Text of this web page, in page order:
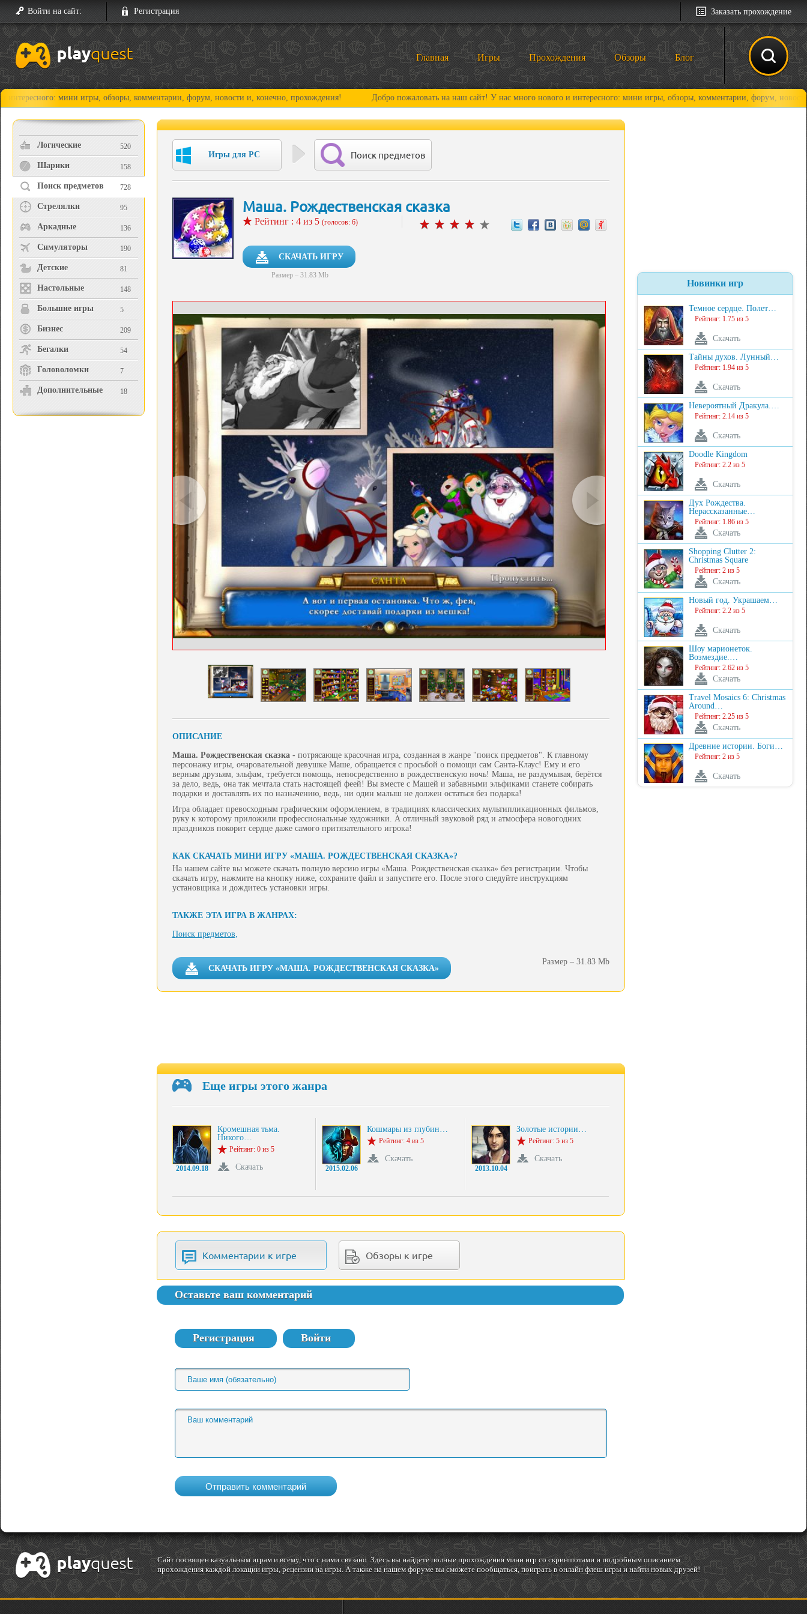
Войти на сайт: Регистрация Заказать прохождение
Главная Игры Прохождения Обзоры Блог
мини игры, обзоры, комментарии, форум, новости и, конечно, прохождения! Добро пожаловать на наш сайт! У нас много нового и интересного: мини игры, обзоры, комментарии, форум, новости и,
Логические 520
Шарики 158
Поиск предметов 728
Стрелялки 95
Аркадные 136
Симуляторы 190
Детские 81
Настольные 148
Большие игры 5
Бизнес 209
Бегалки 54
Головоломки 7
Дополнительные 18
Игры для PC Поиск предметов
Маша. Рождественская сказка
Рейтинг : 4 из 5 (голосов: 6)
СКАЧАТЬ ИГРУ
Размер – 31.83 Mb
ОПИСАНИЕ
Маша. Рождественская сказка - потрясающе красочная игра, созданная в жанре "поиск предметов". К главному
персонажу игры, очаровательной девушке Маше, обращается с просьбой о помощи сам Санта-Клаус! Ему и его
верным друзьям, эльфам, требуется помощь, непосредственно в рождественскую ночь! Маша, не раздумывая, берётся
за дело, ведь, она так мечтала стать настоящей феей! Вы вместе с Машей и забавными эльфиками станете собирать
подарки и доставлять их по назначению, ведь, ни один малыш не должен остаться без подарка!
Игра обладает превосходным графическим оформлением, в традициях классических мультипликационных фильмов,
руку к которому приложили профессиональные художники. А отличный звуковой ряд и атмосфера новогодних
праздников покорит сердце даже самого притязательного игрока!
КАК СКАЧАТЬ МИНИ ИГРУ «МАША. РОЖДЕСТВЕНСКАЯ СКАЗКА»?
На нашем сайте вы можете скачать полную версию игры «Маша. Рождественская сказка» без регистрации. Чтобы
скачать игру, нажмите на кнопку ниже, сохраните файл и запустите его. После этого следуйте инструкциям
установщика и дождитесь установки игры.
ТАКЖЕ ЭТА ИГРА В ЖАНРАХ:
Поиск предметов,
СКАЧАТЬ ИГРУ «МАША. РОЖДЕСТВЕНСКАЯ СКАЗКА»
Размер – 31.83 Mb
Еще игры этого жанра
2014.09.18
Кромешная тьма.
Никого…
Рейтинг: 0 из 5
Скачать 2015.02.06
Кошмары из глубин…
Рейтинг: 4 из 5
Скачать
2013.10.04
Золотые истории…
Рейтинг: 5 из 5
Скачать
Комментарии к игре Обзоры к игре
Оставьте ваш комментарий
Регистрация Войти
Новинки игр
Темное сердце. Полет…
Рейтинг: 1.75 из 5
Скачать
Тайны духов. Лунный…
Рейтинг: 1.94 из 5
Скачать
Невероятный Дракула.…
Рейтинг: 2.14 из 5
Скачать
Doodle Kingdom
Рейтинг: 2.2 из 5
Скачать
Дух Рождества.
Нерассказанные…
Рейтинг: 1.86 из 5
Скачать
Shopping Clutter 2:
Christmas Square
Рейтинг: 2 из 5
Скачать
Новый год. Украшаем…
Рейтинг: 2.2 из 5
Скачать
Шоу марионеток.
Возмездие.…
Рейтинг: 2.62 из 5
Скачать
Travel Mosaics 6: Christmas
Around…
Рейтинг: 2.25 из 5
Скачать
Древние истории. Боги…
Рейтинг: 2 из 5
Скачать
Cайт посвящен казуальным играм и всему, что с ними связано. Здесь вы найдете полные прохождения мини игр со скриншотами и подробным описанием
прохождения каждой локации игры, рецензии на игры. А также на нашем форуме вы сможете пообщаться, поиграть в онлайн флеш игры и найти новых друзей!